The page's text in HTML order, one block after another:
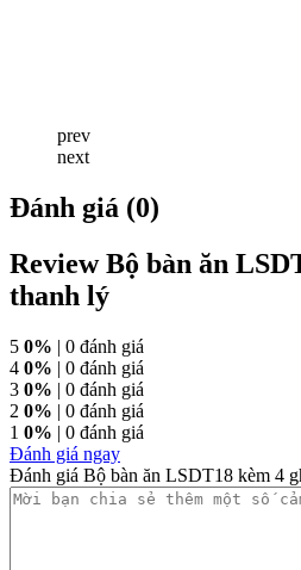
prev
next
Đánh giá (0)
Review Bộ bàn ăn
thanh lý
5 0% | 0 đánh giá
4 0% | 0 đánh giá
3 0% | 0 đánh giá
2 0% | 0 đánh giá
1 0% | 0 đánh giá
Đánh giá ngay
Đánh giá Bộ bàn ăn LSDT18 kèm 4